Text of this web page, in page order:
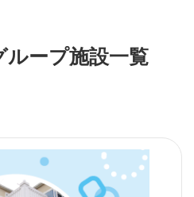
ープ施設一覧